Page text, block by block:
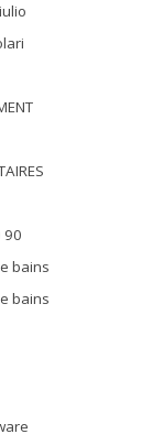
90
bains
bains